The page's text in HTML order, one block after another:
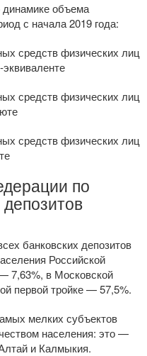
динамике объема
с начала 2019 года:
средств физических лиц
средств физических лиц
средств физических лиц
по
банковских депозитов
Российской
7,63%, в Московской
первой тройке — 57,5%.
мелких субъектов
населения: это —
и Калмыкия.